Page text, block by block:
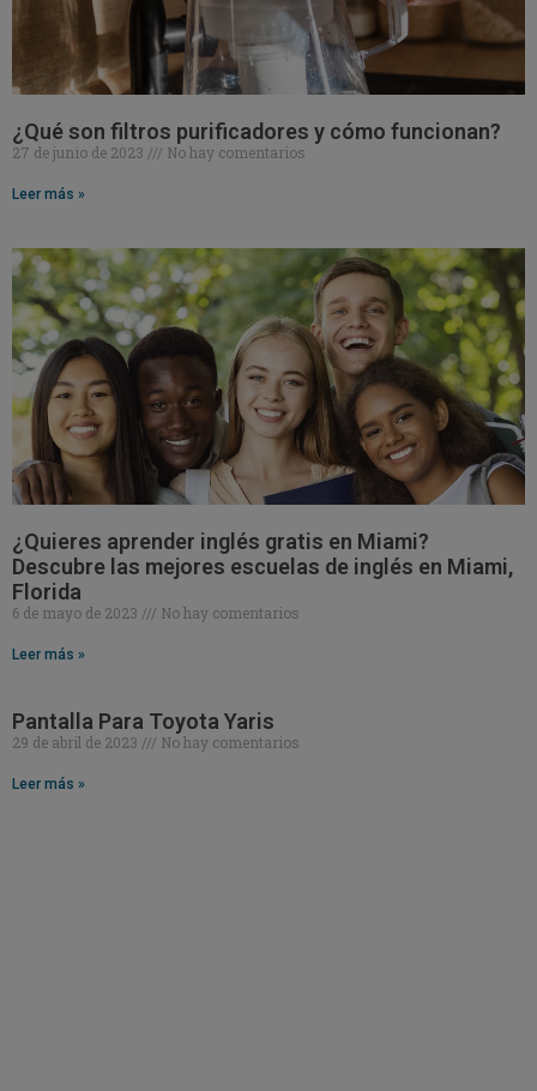
¿Qué son filtros purificadores y cómo funcionan?
27 de junio de 2023 No hay comentarios
Leer más »
¿Quieres aprender inglés gratis en Miami?
Descubre las mejores escuelas de inglés en Miami,
Florida
6 de mayo de 2023 No hay comentarios
Leer más »
Pantalla Para Toyota Yaris
29 de abril de 2023 No hay comentarios
Leer más »